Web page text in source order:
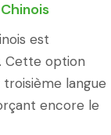
est
Cette option
langue
encore le